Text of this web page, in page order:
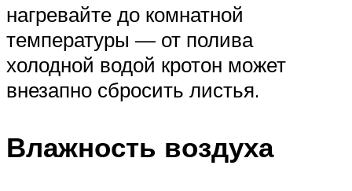
нагревайте до комнатной
температуры — от полива
холодной водой кротон может
внезапно сбросить листья.
Влажность воздуха